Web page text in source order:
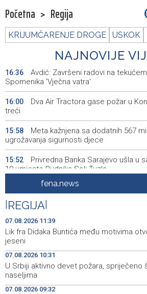
Početna > Regija
KRIJUMČARENJE DROGE USKOK
NAJNOVIJE
16:36
Avdić: Završeni radovi na
Spomenika 'Vječna vatra'
16:00
Dva Air Tractora gase požar u
treći
15:58
Meta kažnjena sa dodatnih 567
ugrožavanja sigurnosti djece
15:52
Privredna Banka Sarajevo ušla u
10 umjesto Rudnika Soli Tuzla
Oko 150 izlagača stiže u
sajam šljive
15:44
Španija postavila ultimatum Italiji
kontrole
15:42
outages
15:31
Dani dijaspore Travnik 2026:
gospodarstvenika
fena.news
REGIJA
07.08.2026 11:39
Lik fra Didaka Buntića među motivima
jeseni
07.08.2026 10:31
U Srbiji aktivno devet požara, spriječeno
naseljima
07.08.2026 09:32